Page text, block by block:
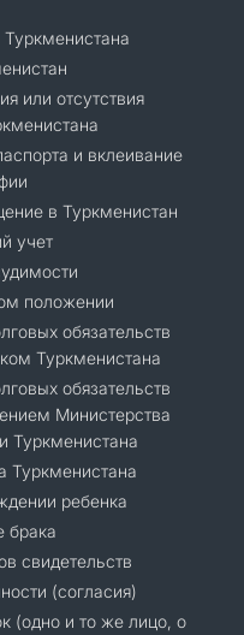
или отсутствия
и вклеивание
в Туркменистан
учет
положении
обязательств
Туркменистана
обязательств
Министерства
Туркменистана
Туркменистана
ребенка
брака
свидетельств
(согласия)
(одно и то же лицо, о